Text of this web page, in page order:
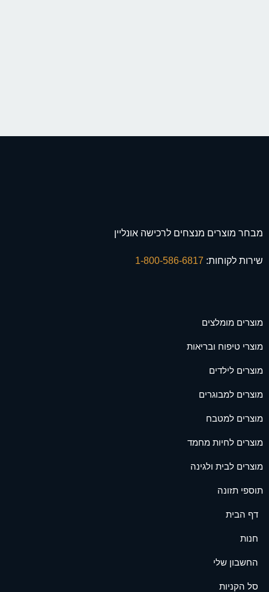
מבחר מוצרים מנצחים לרכישה אונליין
שירות לקוחות:
מוצרים מומלצים
מוצרי טיפוח ובריאות
מוצרים לילדים
מוצרים למבוגרים
מוצרים למטבח
מוצרים לחיות מחמד
מוצרים לבית ולגינה
תוספי תזונה
דף הבית
חנות
החשבון שלי
סל הקניות